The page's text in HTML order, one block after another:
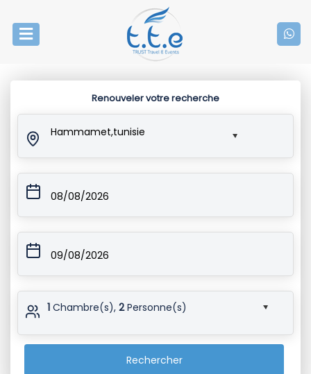
Renouveler votre recherche
Hammamet,tunisie
08/08/2026
09/08/2026
1 Chambre(s),2Personne(s)
Rechercher